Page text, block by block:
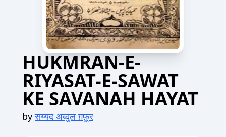
HUKMRAN-E-
RIYASAT-E-SAWAT
KE SAVANAH HAYAT
byसय्यद अब्दुल ग़फ़ूर